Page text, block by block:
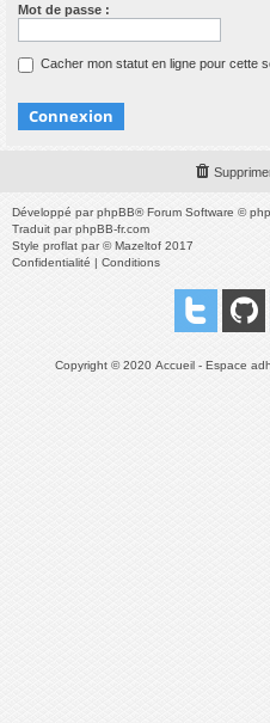
Mot de passe :
Cacher mon statut en ligne pour cette
Développé parphpBB® Forum Software ©
Traduit parphpBB-fr.com
Style proflat par ©Mazeltof 2017
Confidentialité | Conditions
Copyright © 2020 Accueil - Espace